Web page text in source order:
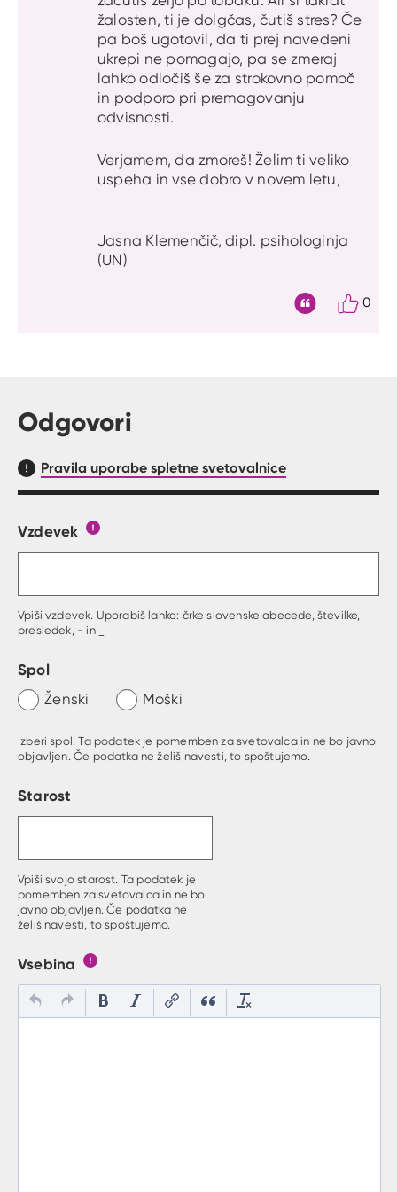
žalosten, ti je dolgčas, čutiš stres? Če
pa boš ugotovil, da ti prej navedeni
ukrepi ne pomagajo, pa se zmeraj
lahko odločiš še za strokovno pomoč
in podporo pri premagovanju
odvisnosti.
Verjamem, da zmoreš! Želim ti veliko
uspeha in vse dobro v novem letu,
Jasna Klemenčič, dipl. psihologinja
(UN)
0
Odgovori
Pravila uporabe spletne svetovalnice
Obrazec, kjer lahko zastaviš vprašanje
Vzdevek
Vpiši vzdevek. Uporabiš lahko: črke slovenske abecede, številke,
presledek, - in _
Spol
Ženski Moški
Izberi spol. Ta podatek je pomemben za svetovalca in ne bo javno
objavljen. Če podatka ne želiš navesti, to spoštujemo.
Starost
Vpiši svojo starost. Ta podatek je
pomemben za svetovalca in ne bo
javno objavljen. Če podatka ne
želiš navesti, to spoštujemo.
Vsebina